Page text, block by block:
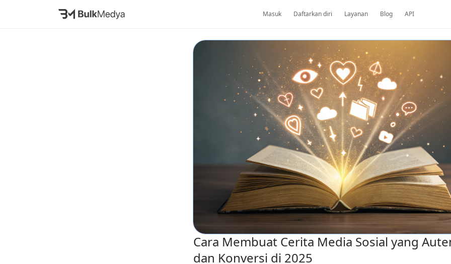
Masuk Daftarkan diri Layanan Blog API
Cara Membuat Cerita Media Sosial yang
dan Konversi di 2025